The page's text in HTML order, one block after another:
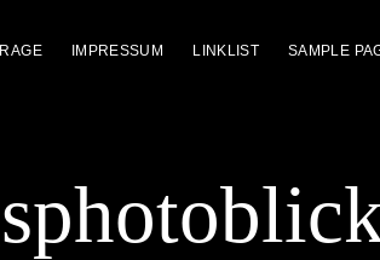
IMPRESSUM LINKLIST SAMPLE